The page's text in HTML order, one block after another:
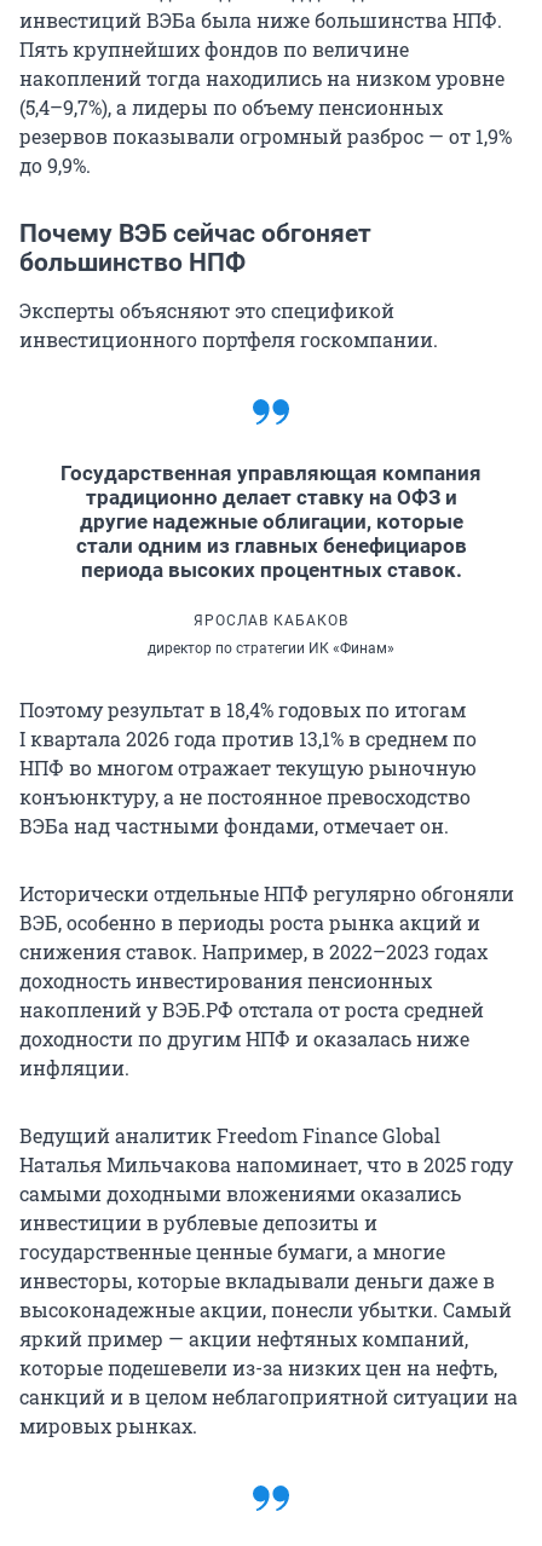
инвестиций ВЭБа была ниже большинства НПФ.
Пять крупнейших фондов по величине
накоплений тогда находились на низком уровне
(5,4–9,7%), а лидеры по объему пенсионных
резервов показывали огромный разброс — от 1,9%
до 9,9%.
Почему ВЭБ сейчас обгоняет
большинство НПФ
Эксперты объясняют это спецификой
инвестиционного портфеля госкомпании.
Государственная управляющая компания
традиционно делает ставку на ОФЗ и
другие надежные облигации, которые
стали одним из главных бенефициаров
периода высоких процентных ставок.
ЯРОСЛАВ КАБАКОВ
директор по стратегии ИК «Финам»
Поэтому результат в 18,4% годовых по итогам
I квартала2026 года против 13,1% в среднем по
НПФ во многом отражает текущую рыночную
конъюнктуру, а не постоянное превосходство
ВЭБа над частными фондами, отмечает он.
Исторически отдельные НПФ регулярно обгоняли
ВЭБ, особенно в периоды роста рынка акций и
снижения ставок. Например, в 2022–2023 годах
доходность инвестирования пенсионных
накоплений у ВЭБ.РФ отстала от роста средней
доходности по другим НПФ и оказалась ниже
инфляции.
Ведущий аналитик Freedom Finance Global
Наталья Мильчакова напоминает, что в 2025 году
самыми доходными вложениями оказались
инвестиции в рублевые депозиты и
государственные ценные бумаги, а многие
инвесторы, которые вкладывали деньги даже в
высоконадежные акции, понесли убытки. Самый
яркий пример — акции нефтяных компаний,
которые подешевели из-за низких цен на нефть,
санкций и в целом неблагоприятной ситуации на
мировых рынках.